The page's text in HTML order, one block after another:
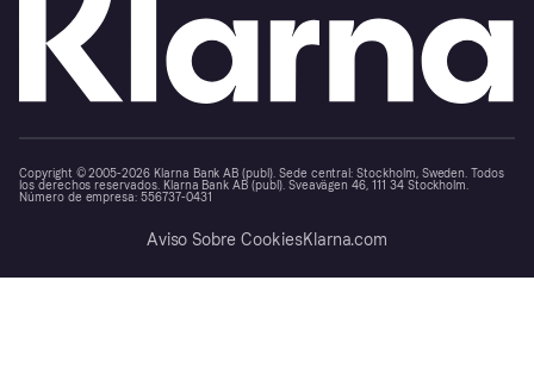
Copyright © 2005-2026 Klarna Bank AB (publ). Sede central: Stockholm, Sweden. Todos
los derechos reservados. Klarna Bank AB (publ). Sveavägen 46, 111 34 Stockholm.
Número de empresa: 556737-0431
Aviso Sobre CookiesKlarna.com